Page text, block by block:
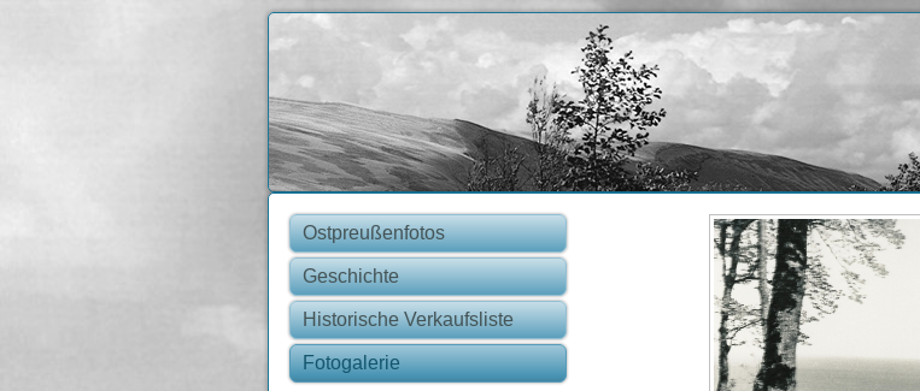
Ostpreußenfotos
Geschichte
Historische Verkaufsliste
Fotogalerie